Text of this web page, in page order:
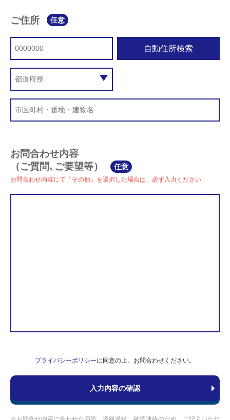
ご住所 任意
自動住所検索
お問合わせ内容
（ご質問､ご要望等）
任意
お問合わせ内容にて『その他』を選択した場合は、必ず入力ください。
プライバシーポリシーに同意の上、お問合わせください。